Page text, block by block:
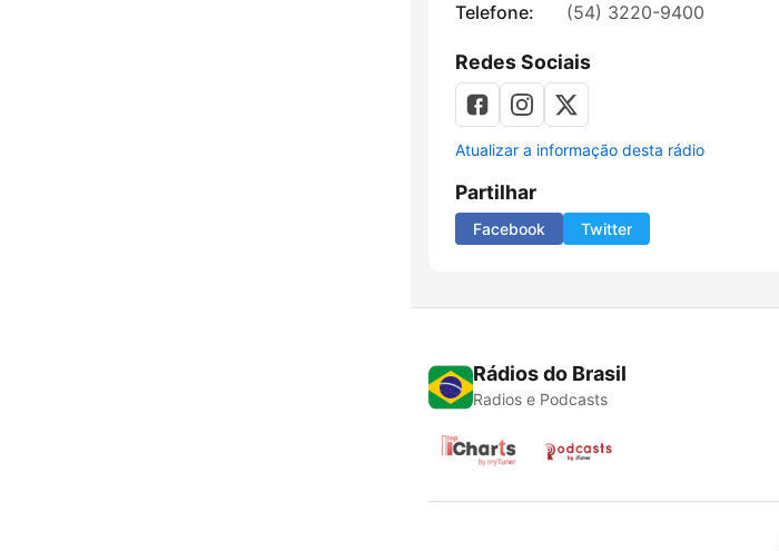
Telefone:
(54) 3220-9400
Redes Sociais
Atualizar a informação desta rádio
Partilhar
Facebook Twitter
Rádios do Brasil
Radios e Podcasts